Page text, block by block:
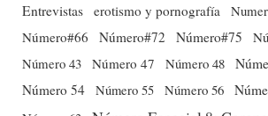
Entrevistas erotismo y pornografía
Número#66
Número#72 Número#75
Número 43 Número 47 Número 48
Número 54 Número 55 Número 56